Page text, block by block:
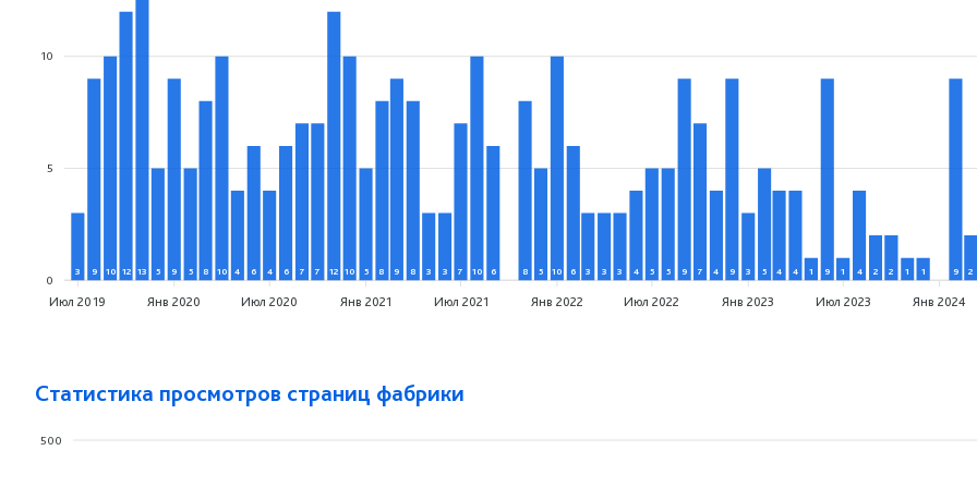
10
5
0
3 9 10 12 13 5 9 5 8 10 4 6 4 6 7 7 12 10 5 8 9 8 3 3 7 10 6 8 5 10 6 3 3 3 4 5 5 9 7 4 9 3 5 4 4 1 9 1 4 2 2 1 1 9 2
Июл 2019 Янв 2020 Июл 2020 Янв 2021 Июл 2021 Янв 2022 Июл 2022 Янв 2023 Июл 2023 Янв 2024
Статистика просмотров страниц фабрики
500